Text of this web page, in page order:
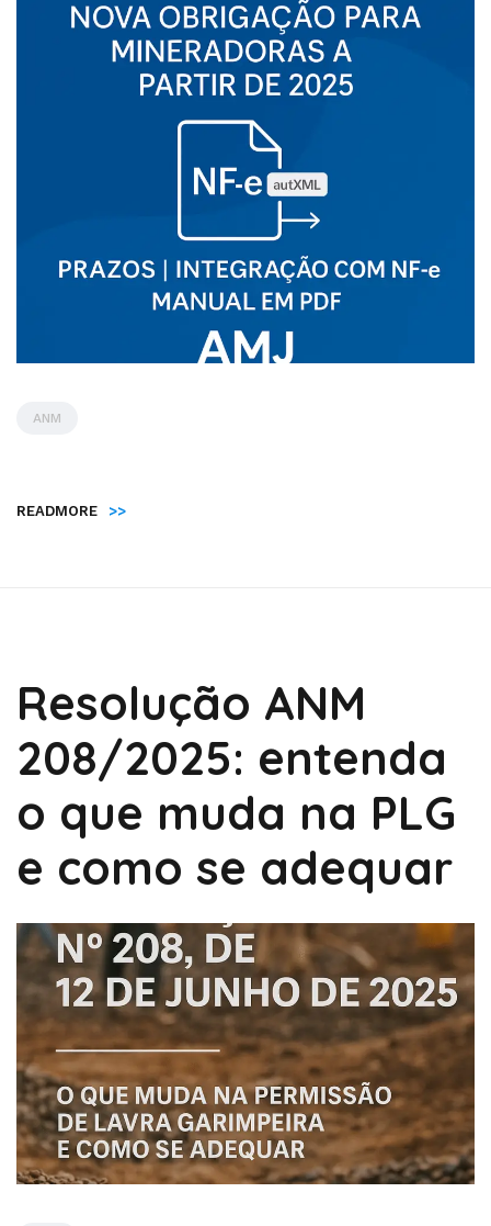
ANM
READMORE >>
Resolução ANM
208/2025: entenda
o que muda na PLG
e como se adequar